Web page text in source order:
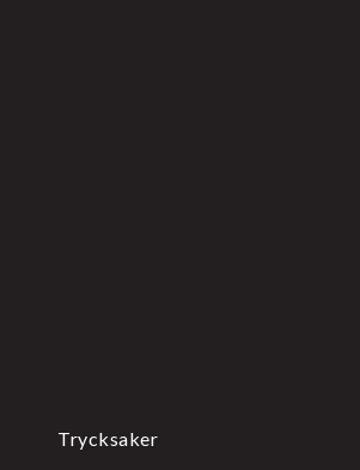
Trycksaker